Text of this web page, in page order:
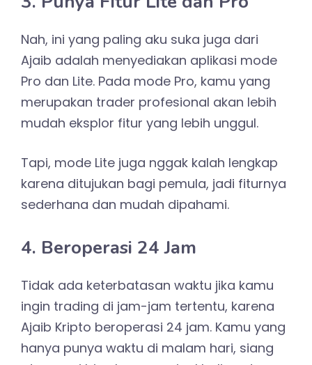
Nah, ini yang paling aku suka juga dari
Ajaib adalah menyediakan aplikasi mode
Pro dan Lite. Pada mode Pro, kamu yang
merupakan trader profesional akan lebih
mudah eksplor fitur yang lebih unggul.
Tapi, mode Lite juga nggak kalah lengkap
karena ditujukan bagi pemula, jadi fiturnya
sederhana dan mudah dipahami.
4. Beroperasi 24 Jam
Tidak ada keterbatasan waktu jika kamu
ingin trading di jam-jam tertentu, karena
Ajaib Kripto beroperasi 24 jam. Kamu yang
hanya punya waktu di malam hari, siang